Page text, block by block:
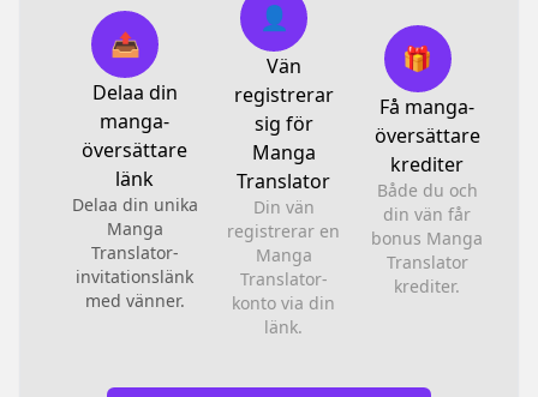
📤
Delaa din
manga-
översättare
länk
Delaa din unika
Manga
Translator-
invitationslänk
med vänner.
👤
Vän
registrerar
sig för
Manga
Translator
Din vän
registrerar en
Manga
Translator-
konto via din
länk.
🎁
Få manga-
översättare
krediter
Både du och
din vän får
bonus Manga
Translator
krediter.